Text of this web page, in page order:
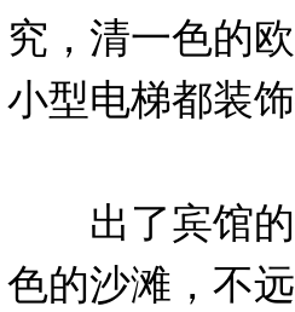
究，清一色的
小型电梯都装
出了宾馆的
色的沙滩，不